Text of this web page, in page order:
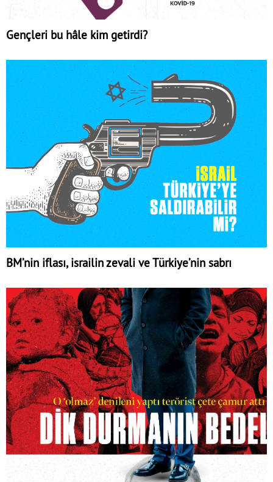
Gençleri bu hâle kim getirdi?
BM’nin iflası, israilin zevali ve Türkiye’nin sabrı